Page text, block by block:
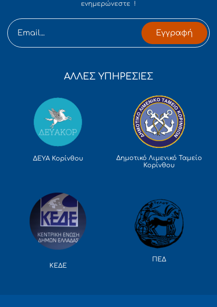
ενημερώνεστε !
Εγγραφή
ΑΛΛΕΣ ΥΠΗΡΕΣΙΕΣ
ΔΕΥΑ Κορίνθου
Δημοτικό Λιμενικό Ταμείο
Κορίνθου
ΚΕΔΕ
ΠΕΔ